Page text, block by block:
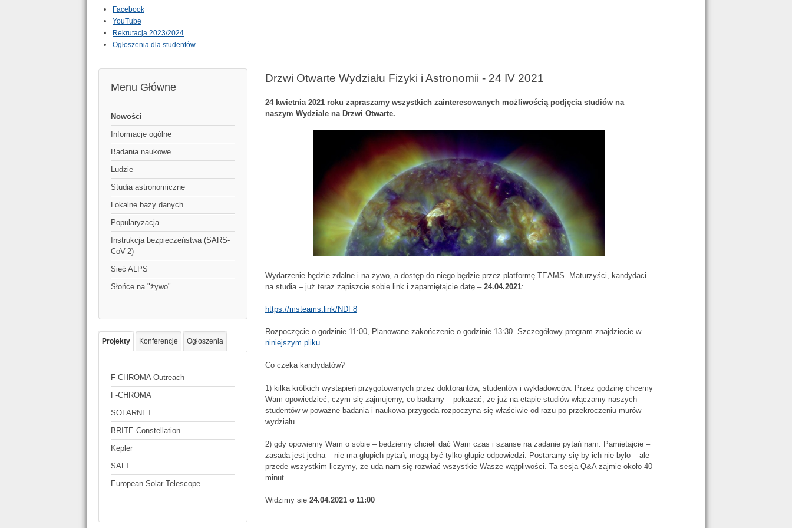
Facebook
YouTube
Rekrutacja 2023/2024
Ogłoszenia dla studentów
Menu Główne
Nowości
Informacje ogólne
Badania naukowe
Ludzie
Studia astronomiczne
Lokalne bazy danych
Popularyzacja
Instrukcja bezpieczeństwa (SARS-
CoV-2)
Sieć ALPS
Słońce na "żywo"
Projekty Konferencje Ogłoszenia
F-CHROMA Outreach
F-CHROMA
SOLARNET
BRITE-Constellation
Kepler
SALT
European Solar Telescope
Drzwi Otwarte Wydziału Fizyki i Astronomii - 24 IV 2021
24 kwietnia 2021 roku zapraszamy wszystkich zainteresowanych możliwością podjęcia studiów na
naszym Wydziale na Drzwi Otwarte.
Wydarzenie będzie zdalne i na żywo, a dostęp do niego będzie przez platformę TEAMS. Maturzyści, kandydaci
na studia – już teraz zapiszcie sobie link i zapamiętajcie datę – 24.04.2021:
https://msteams.link/NDF8
Rozpoczęcie o godzinie 11:00, Planowane zakończenie o godzinie 13:30. Szczegółowy program znajdziecie w
niniejszym pliku.
Co czeka kandydatów?
1) kilka krótkich wystąpień przygotowanych przez doktorantów, studentów i wykładowców. Przez godzinę chcemy
Wam opowiedzieć, czym się zajmujemy, co badamy – pokazać, że już na etapie studiów włączamy naszych
studentów w poważne badania i naukowa przygoda rozpoczyna się właściwie od razu po przekroczeniu murów
wydziału.
2) gdy opowiemy Wam o sobie – będziemy chcieli dać Wam czas i szansę na zadanie pytań nam. Pamiętajcie –
zasada jest jedna – nie ma głupich pytań, mogą być tylko głupie odpowiedzi. Postaramy się by ich nie było – ale
przede wszystkim liczymy, że uda nam się rozwiać wszystkie Wasze wątpliwości. Ta sesja Q&A zajmie około 40
minut
Widzimy się 24.04.2021 o 11:00